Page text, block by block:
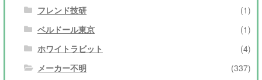
フレンド技研
(1)
ベルドール東京
(1)
ホワイトラビット
(4)
メーカー不明
(337)